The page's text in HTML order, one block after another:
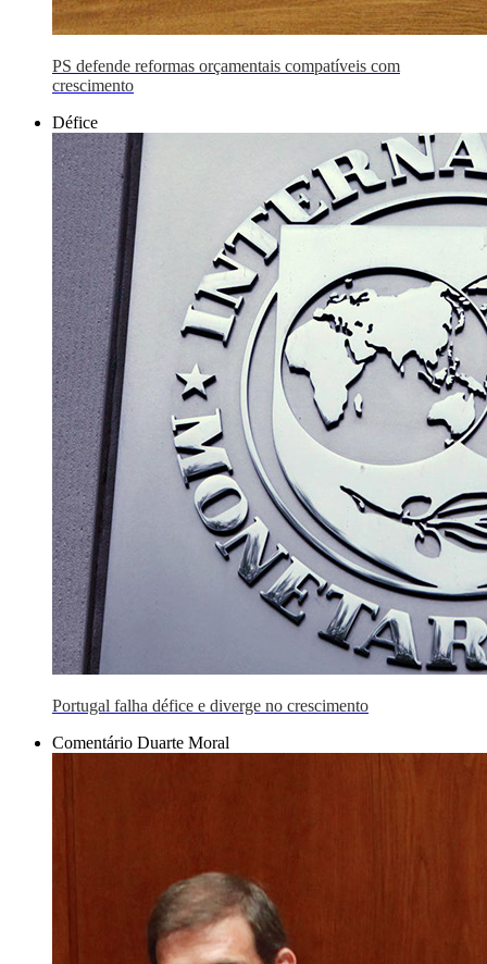
PS defende reformas orçamentais compatíveis com
crescimento
Défice
Portugal falha défice e diverge no crescimento
Comentário Duarte Moral